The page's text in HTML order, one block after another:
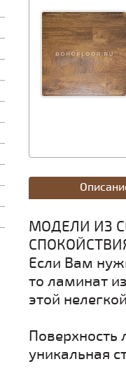
МОДЕЛИ ИЗ
Если Вам
то ламинат
этой
Поверхность
уникальная